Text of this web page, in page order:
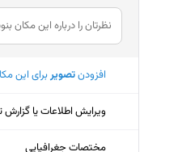
دوشنبه
سه‌شنبه
چهارشنبه
پنجشنبه
افزودنتصویربرای این
ویرایش اطلاعات یا
مختصات جغرافیایی